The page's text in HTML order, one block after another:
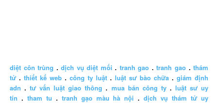
diệt côn trùng .dịch vụ diệt mối . tranh gao .tranh gao .thám
tử . thiết kế web . công ty luật . luật sư bào chữa . giám định
adn .tư vấn luật giao thông . mua bán công ty. luật sư uy
tín . tham tu . tranh gạo màu hà nội .dịch vụ thám tử uy